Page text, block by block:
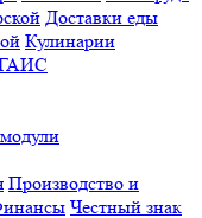
Доставки еды
Кулинарии
Производство и
Честный знак